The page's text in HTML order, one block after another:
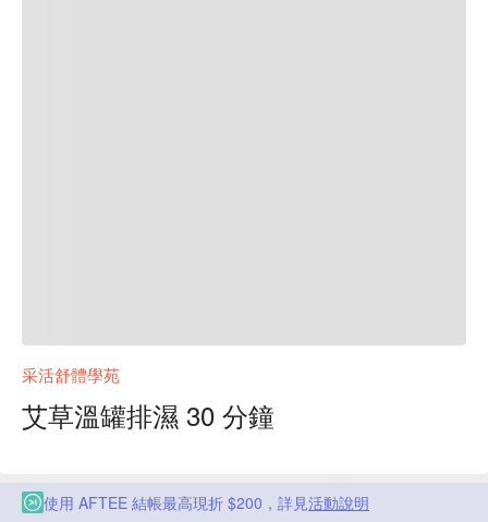
采活舒體學苑
艾草溫罐排濕 30 分鐘
使用 AFTEE 結帳最高現折 $200，詳見活動說明